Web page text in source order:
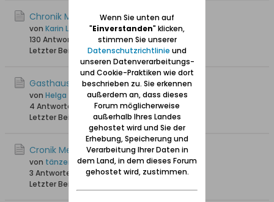
Chronik Meisterswalde
von Karin Langereih
130 Antworten
220.056 Hits0 Likes
Letzter Beitrag
24.11.2020, 01:08
Gasthauser in Meisterswalde
von Helga Danzig
4 Antworten
23.245 Hits0 Likes
Letzter Beitrag
07.08.2017, 18:55
Cronik Meisterswalde
von tänzer
3 Antworten
21.466 Hits0 Likes
Letzter Beitrag
Wenn Sie unten auf
"Einverstanden" klicken,
stimmen Sie unserer
Datenschutzrichtlinie und
unseren Datenverarbeitungs-
und Cookie-Praktiken wie dort
beschrieben zu. Sie erkennen
außerdem an, dass dieses
Forum möglicherweise
außerhalb Ihres Landes
gehostet wird und Sie der
Erhebung, Speicherung und
Verarbeitung Ihrer Daten in
dem Land, in dem dieses Forum
gehostet wird, zustimmen.